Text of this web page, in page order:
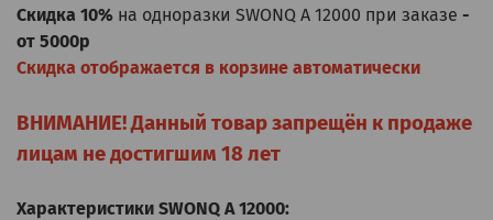
Скидка 10% на одноразки SWONQ A 12000 при заказе -
от 5000р
Скидка отображается в корзине автоматически
ВНИМАНИЕ! Данный товар запрещён к продаже
лицам не достигшим 18 лет
Характеристики SWONQ A 12000: